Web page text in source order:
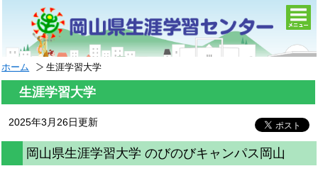
ホーム 生涯学習大学
生涯学習大学
2025年3月26日更新
岡山県生涯学習大学 のびのびキャンパス岡山